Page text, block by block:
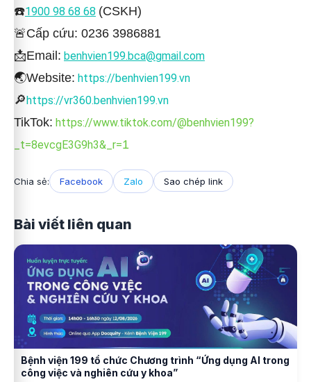
☎️1900 98 68 68 (CSKH)
🚨Cấp cứu: 0236 3986881
📩Email: benhvien199.bca@gmail.com
🌏Website: https://benhvien199.vn
🔎https://vr360.benhvien199.vn
TikTok: https://www.tiktok.com/@benhvien199?
_t=8evcgE3G9h3&_r=1
Chia sẻ: Facebook Zalo Sao chép link
Bài viết liên quan
Bệnh viện 199 tổ chức Chương trình “Ứng dụng AI trong
công việc và nghiên cứu y khoa”